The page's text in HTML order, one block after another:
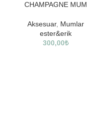
CHAMPAGNE MUM
Aksesuar, Mumlar
ester&erik
300,00₺